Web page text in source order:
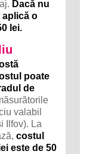
Dacă nu
aplică o
lei.
poate
de
valabil
Ilfov). La
costul
este de 50